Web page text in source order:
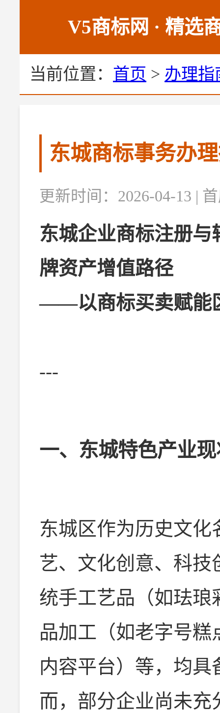
V5商标网 · 精选
当前位置： 首页 > 办理指
东城商标事务办
更新时间：2026-04-13 |
东城企业商标注册
牌资产增值路径
——以商标买卖赋能
---
一、东城特色产业
东城区作为历史文
艺、文化创意、科
统手工艺品（如珐琅
品加工（如老字号
内容平台）等，均
而，部分企业尚未